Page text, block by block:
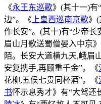
《永王东巡歌》(其十一)有
边”。《 上皇西巡南京歌》(
作长安”。(其十)有“少帝
眉山月歌送蜀僧晏入中京
陌。长安大道横九天,峨眉
安复携手,再顾重千金”。《
花柳,五侯七贵同杯酒”。《
书怀示息秀才》有“大驾还